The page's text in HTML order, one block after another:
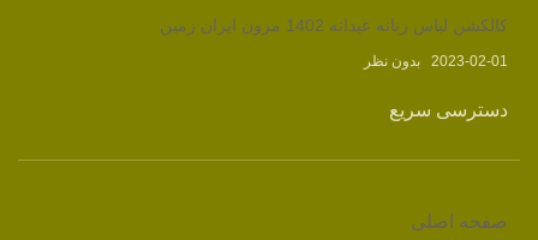
کالکشن لباس زنانه عیدانه 1402 مزون ایران زمین
2023-02-01 بدون نظر
دسترسی سریع
صفحه اصلی